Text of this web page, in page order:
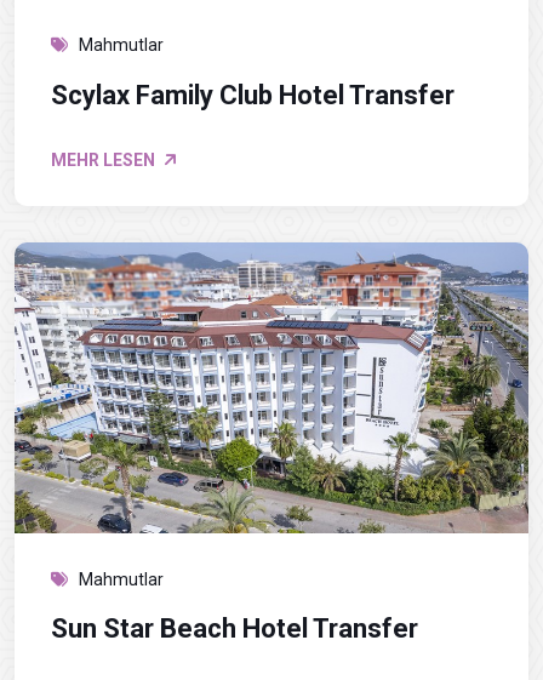
Mahmutlar
Scylax Family Club Hotel Transfer
MEHR LESEN
Mahmutlar
Sun Star Beach Hotel Transfer